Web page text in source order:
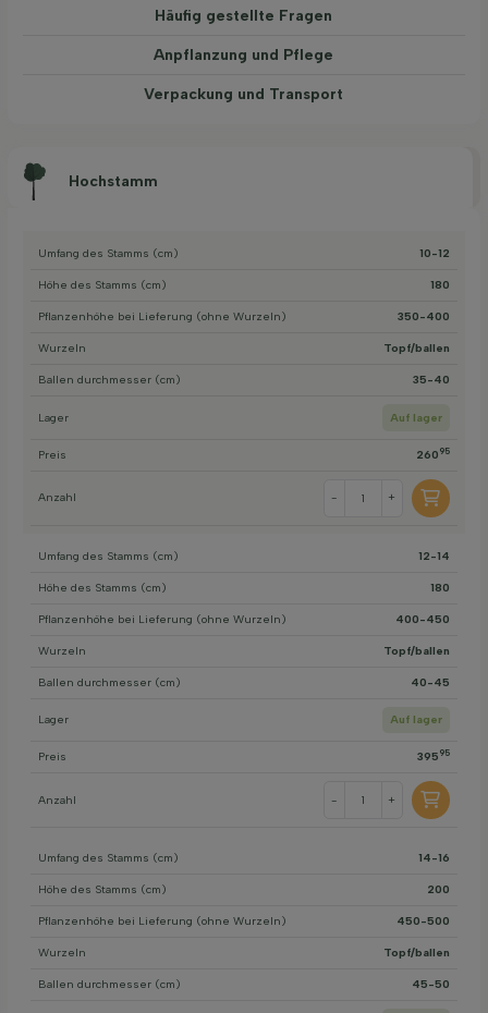
Häufig gestellte Fragen
Anpflanzung und Pflege
Verpackung und Transport
Hochstamm
Umfang des Stamms (cm) 10-12
Höhe des Stamms (cm) 180
Pflanzenhöhe bei Lieferung (ohne Wurzeln) 350-400
Wurzeln Topf/ballen
Ballen durchmesser (cm) 35-40
Lager Auf lager
Preis 260 95
Anzahl - +
Umfang des Stamms (cm) 12-14
Höhe des Stamms (cm) 180
Pflanzenhöhe bei Lieferung (ohne Wurzeln) 400-450
Wurzeln Topf/ballen
Ballen durchmesser (cm) 40-45
Lager Auf lager
Preis 395 95
Anzahl - +
Umfang des Stamms (cm) 14-16
Höhe des Stamms (cm) 200
Pflanzenhöhe bei Lieferung (ohne Wurzeln) 450-500
Wurzeln Topf/ballen
Ballen durchmesser (cm) 45-50